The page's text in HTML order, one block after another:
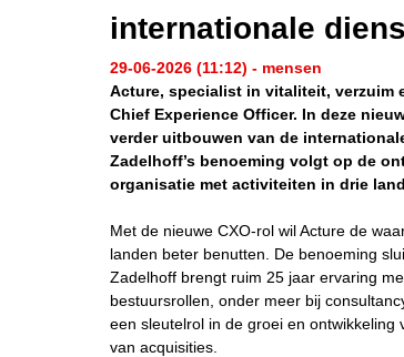
internationale
29-06-2026 (11:12) - mensen
Acture, specialist in vitaliteit, verzuim
Chief Experience Officer. In deze
verder uitbouwen van de
Zadelhoff’s benoeming volgt op de
organisatie met activiteiten in drie
Met de nieuwe CXO-rol wil Acture de
landen beter benutten. De benoeming
Zadelhoff brengt ruim 25 jaar ervaring
bestuursrollen, onder meer bij
een sleutelrol in de groei en
van acquisities.